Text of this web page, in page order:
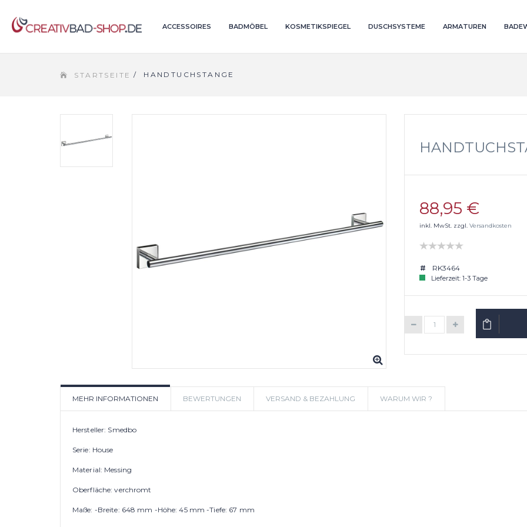
ACCESSOIRES BADMÖBEL KOSMETIKSPIEGEL DUSCHSYSTEME ARMATUREN
STARTSEITE / HANDTUCHSTANGE
88,95 €
inkl. MwSt. zzgl. Versandkosten
RK3464
Lieferzeit: 1-3 Tage
MEHR INFORMATIONEN
BEWERTUNGEN VERSAND & BEZAHLUNG WARUM WIR ?
Hersteller: Smedbo
Serie: House
Material: Messing
Oberfläche: verchromt
Maße: -Breite: 648 mm -Höhe: 45 mm -Tiefe: 67 mm